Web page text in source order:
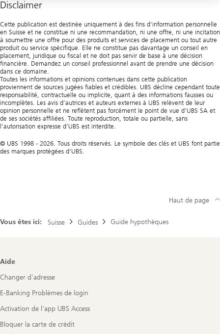
Agences
Disclaimer
Cette publication est destinée uniquement à des fins d’information personnelle
en Suisse et ne constitue ni une recommandation, ni une offre, ni une incitation
à soumettre une offre pour des produits et services de placement ou tout autre
produit ou service spécifique. Elle ne constitue pas davantage un conseil en
placement, juridique ou fiscal et ne doit pas servir de base à une décision
financière. Demandez un conseil professionnel avant de prendre une décision
dans ce domaine.
Toutes les informations et opinions contenues dans cette publication
proviennent de sources jugées fiables et crédibles. UBS décline cependant toute
responsabilité, contractuelle ou implicite, quant à des informations fausses ou
incomplètes. Les avis d’autrices et auteurs externes à UBS relèvent de leur
opinion personnelle et ne reflètent pas forcément le point de vue d’UBS SA et
de ses sociétés affiliées. Toute reproduction, totale ou partielle, sans
l’autorisation expresse d’UBS est interdite.
© UBS 1998 - 2026. Tous droits réservés. Le symbole des clés et UBS font partie
des marques protégées d’UBS.
Vous êtes ici: Suisse Guides Guide hypothèques
Haut de page
Footer
Aide
Changer d’adresse
E-Banking Problèmes de login
Activation de l'app UBS Access
Bloquer la carte de crédit